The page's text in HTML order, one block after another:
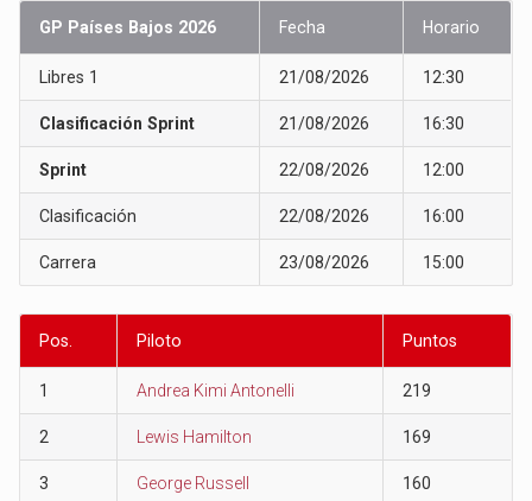
GP Países Bajos 2026 Fecha Horario
Libres 1 21/08/2026 12:30
Clasificación Sprint 21/08/2026 16:30
Sprint 22/08/2026 12:00
Clasificación 22/08/2026 16:00
Carrera 23/08/2026 15:00
Pos. Piloto Puntos
1 Andrea Kimi Antonelli 219
2 Lewis Hamilton 169
3 George Russell 160